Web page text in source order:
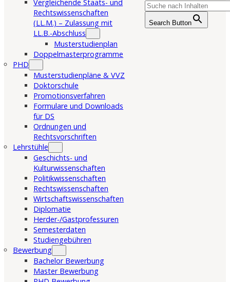
Vergleichende Staats- und
Rechtswissenschaften
(LL.M.) – Zulassung mit
LL.B.-Abschluss
Musterstudienplan
Doppelmasterprogramme
PHD
Musterstudienpläne & VVZ
Doktorschule
Promotionsverfahren
Formulare und Downloads
für DS
Ordnungen und
Rechtsvorschriften
Lehrstühle
Geschichts- und
Kulturwissenschaften
Politikwissenschaften
Rechtswissenschaften
Wirtschaftswissenschaften
Diplomatie
Herder-/Gastprofessuren
Semesterdaten
Studiengebühren
Bewerbung
Bachelor Bewerbung
Master Bewerbung
Search Button